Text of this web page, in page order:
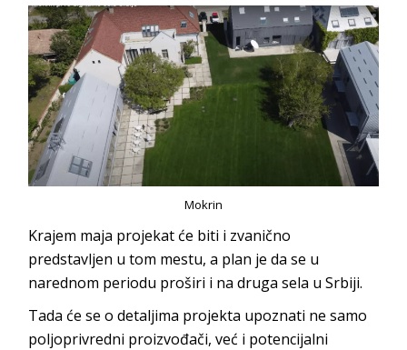
Mokrin
Krajem maja projekat će biti i zvanično
predstavljen u tom mestu, a plan je da se u
narednom periodu proširi i na druga sela u Srbiji.
Tada će se o detaljima projekta upoznati ne samo
poljoprivredni proizvođači, već i potencijalni